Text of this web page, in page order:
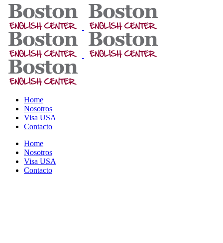
Home
Nosotros
Visa USA
Contacto
Home
Nosotros
Visa USA
Contacto